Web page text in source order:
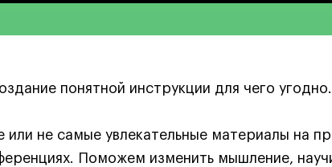
Карта профессий
понятной инструкции для чего угодно.
не самые увлекательные материалы на
Поможем изменить мышление,